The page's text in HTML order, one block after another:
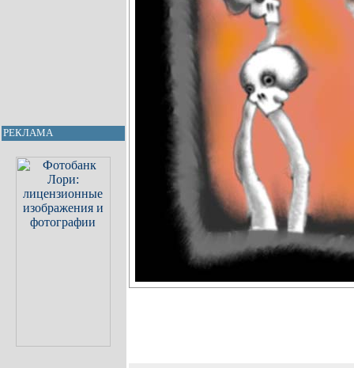
РЕКЛАМА